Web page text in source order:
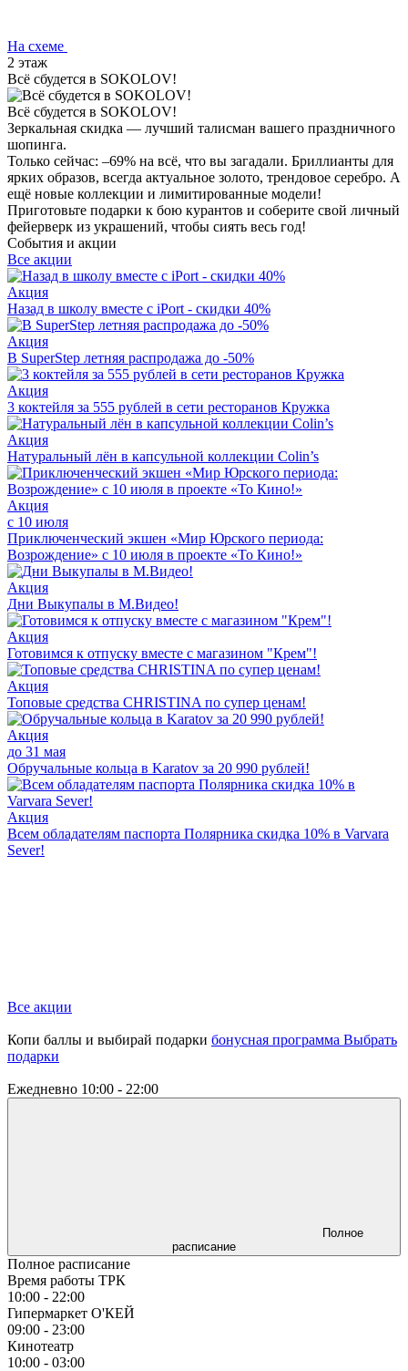
На схеме
2 этаж
Всё сбудется в SOKOLOV!
Всё сбудется в SOKOLOV!
Зеркальная скидка — лучший талисман вашего праздничного
шопинга.
Только сейчас: –69% на всё, что вы загадали. Бриллианты для
ярких образов, всегда актуальное золото, трендовое серебро. А
ещё новые коллекции и лимитированные модели!
Приготовьте подарки к бою курантов и соберите свой личный
фейерверк из украшений, чтобы сиять весь год!
События и акции
Все акции
Акция
Назад в школу вместе с iPort - скидки 40%
Акция
В SuperStep летняя распродажа до -50%
Акция
3 коктейля за 555 рублей в сети ресторанов Кружка
Акция
Натуральный лён в капсульной коллекции Colin’s
Акция
с 10 июля
Приключенческий экшен «Мир Юрского периода:
Возрождение» с 10 июля в проекте «То Кино!»
Акция
Дни Выкупалы в М.Видео!
Акция
Готовимся к отпуску вместе с магазином "Крем"!
Акция
Топовые средства CHRISTINA по супер ценам!
Акция
до 31 мая
Обручальные кольца в Karatov за 20 990 рублей!
Акция
Всем обладателям паспорта Полярника скидка 10% в Varvara
Sever!
Все акции
Копи баллы и выбирай подарки бонусная программа Выбрать
подарки
Ежедневно 10:00 - 22:00
Полное
расписание
Полное расписание
Время работы ТРК
10:00 - 22:00
Гипермаркет О'КЕЙ
09:00 - 23:00
Кинотеатр
10:00 - 03:00